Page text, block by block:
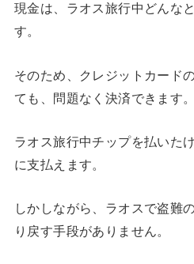
現金は、ラオス旅行中どんな
す。
そのため、クレジットカード
ても、問題なく決済できます。
ラオス旅行中チップを払いた
に支払えます。
しかしながら、ラオスで盗難
り戻す手段がありません。